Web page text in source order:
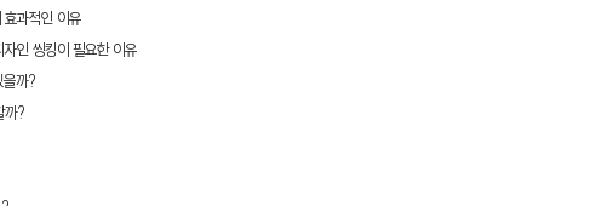
효과적인 이유
자인 씽킹이 필요한 이유
을까?
까?